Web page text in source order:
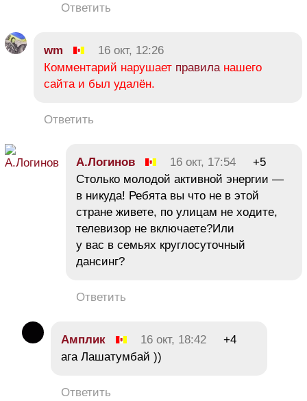
Ответить
wm
16 окт, 12:26
Комментарий нарушает правила нашего
сайта и был удалён.
Ответить
А.Логинов 16 окт, 17:54
+5
Столько молодой активной энергии —
в никуда! Ребята вы что не в этой
стране живете, по улицам не ходите,
телевизор не включаете?Или
у вас в семьях круглосуточный
дансинг?
Ответить
Амплик 16 окт, 18:42
+4
ага Лашатумбай ))
Ответить